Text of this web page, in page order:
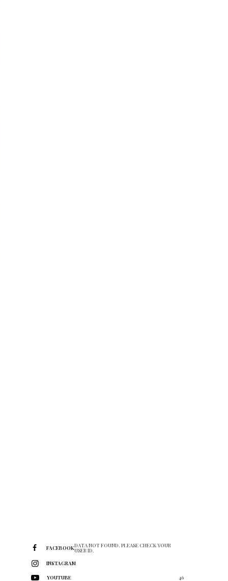
FACEBOOKDATA NOT FOUND. PLEASE CHECK YOUR
USER ID.
INSTAGRAM
YOUTUBE
46